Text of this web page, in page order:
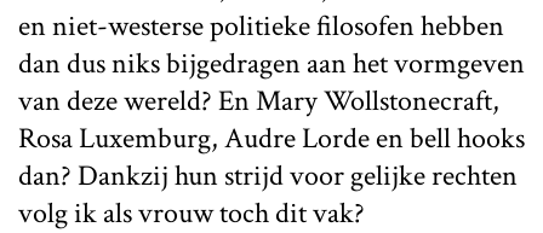
en niet-westerse politieke filosofen hebben
dan dus niks bijgedragen aan het vormgeven
van deze wereld? En Mary Wollstonecraft,
Rosa Luxemburg, Audre Lorde en bell hooks
dan? Dankzij hun strijd voor gelijke rechten
volg ik als vrouw toch dit vak?